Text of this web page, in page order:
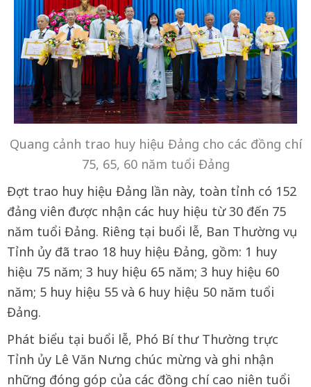
Quang cảnh trao huy hiệu Đảng cho các đồng chí
75, 65, 60 năm tuổi Đảng
Đợt trao huy hiệu Đảng lần này, toàn tỉnh có 152
đảng viên được nhận các huy hiệu từ 30 đến 75
năm tuổi Đảng. Riêng tại buổi lễ, Ban Thường vụ
Tỉnh ủy đã trao 18 huy hiệu Đảng, gồm: 1 huy
hiệu 75 năm; 3 huy hiệu 65 năm; 3 huy hiệu 60
năm; 5 huy hiệu 55 và 6 huy hiệu 50 năm tuổi
Đảng.
Phát biểu tại buổi lễ, Phó Bí thư Thường trực
Tỉnh ủy Lê Văn Nưng chúc mừng và ghi nhận
những đóng góp của các đồng chí cao niên tuổi